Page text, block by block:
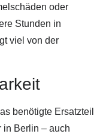
oder
Stunden in
viel von der
benötigte Ersatzteil
in Berlin – auch